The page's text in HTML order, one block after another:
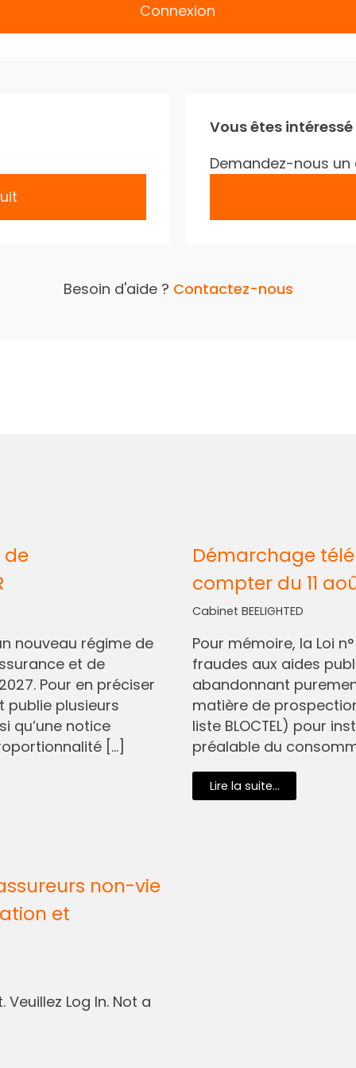
Connexion
Vous êtes
Demandez-nous un
Besoin d'aide ? Contactez-nous
de
nouveau régime de
et de
Pour en préciser
publie plusieurs
qu’une notice
[…]
Démarchage
compter du 11
Cabinet BEELIGHTED
Pour mémoire, la Loi
fraudes aux aides
abandonnant
matière de
liste BLOCTEL) pour
préalable du
Lire la suite...
assureurs non-vie
et
Log In. Not a